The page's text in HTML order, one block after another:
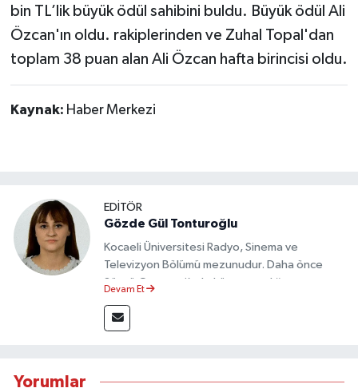
bin TL’lik büyük ödül sahibini buldu. Büyük ödül Ali
Özcan'ın oldu. rakiplerinden ve Zuhal Topal'dan
toplam 38 puan alan Ali Özcan hafta birincisi oldu.
Kaynak: Haber Merkezi
EDİTÖR
Gözde Gül Tonturoğlu
Kocaeli Üniversitesi Radyo, Sinema ve
Televizyon Bölümü mezunudur. Daha önce
Sözcü Gazetesi’nde köşe yazarlığı yapmış ve
Devam Et
Yorumlar